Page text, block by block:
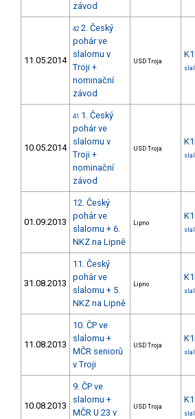
závod
11.05.2014
42 2. Český
pohár ve
slalomu v
Troji +
nominační
závod
USD Troja
10.05.2014
41 1. Český
pohár ve
slalomu v
Troji +
nominační
závod
USD Troja
01.09.2013
12. Český
pohár ve
slalomu + 6.
NKZ na Lipně
Lipno
31.08.2013
11. Český
pohár ve
slalomu + 5.
NKZ na Lipně
Lipno
11.08.2013
10. ČP ve
slalomu +
MČR seniorů
v Troji
USD Troja
10.08.2013
9. ČP ve
slalomu +
MČR U 23 v
USD Troja